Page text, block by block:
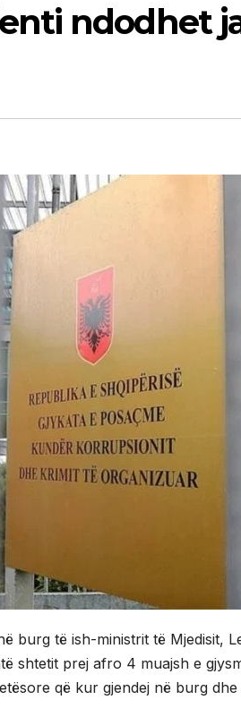
ndodhet
burg të ish-ministrit të
shtetit prej afro 4 muajsh e
që kur gjendej në burg